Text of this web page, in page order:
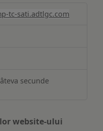
tc-sati.adtlgc.com
secunde
website-ului